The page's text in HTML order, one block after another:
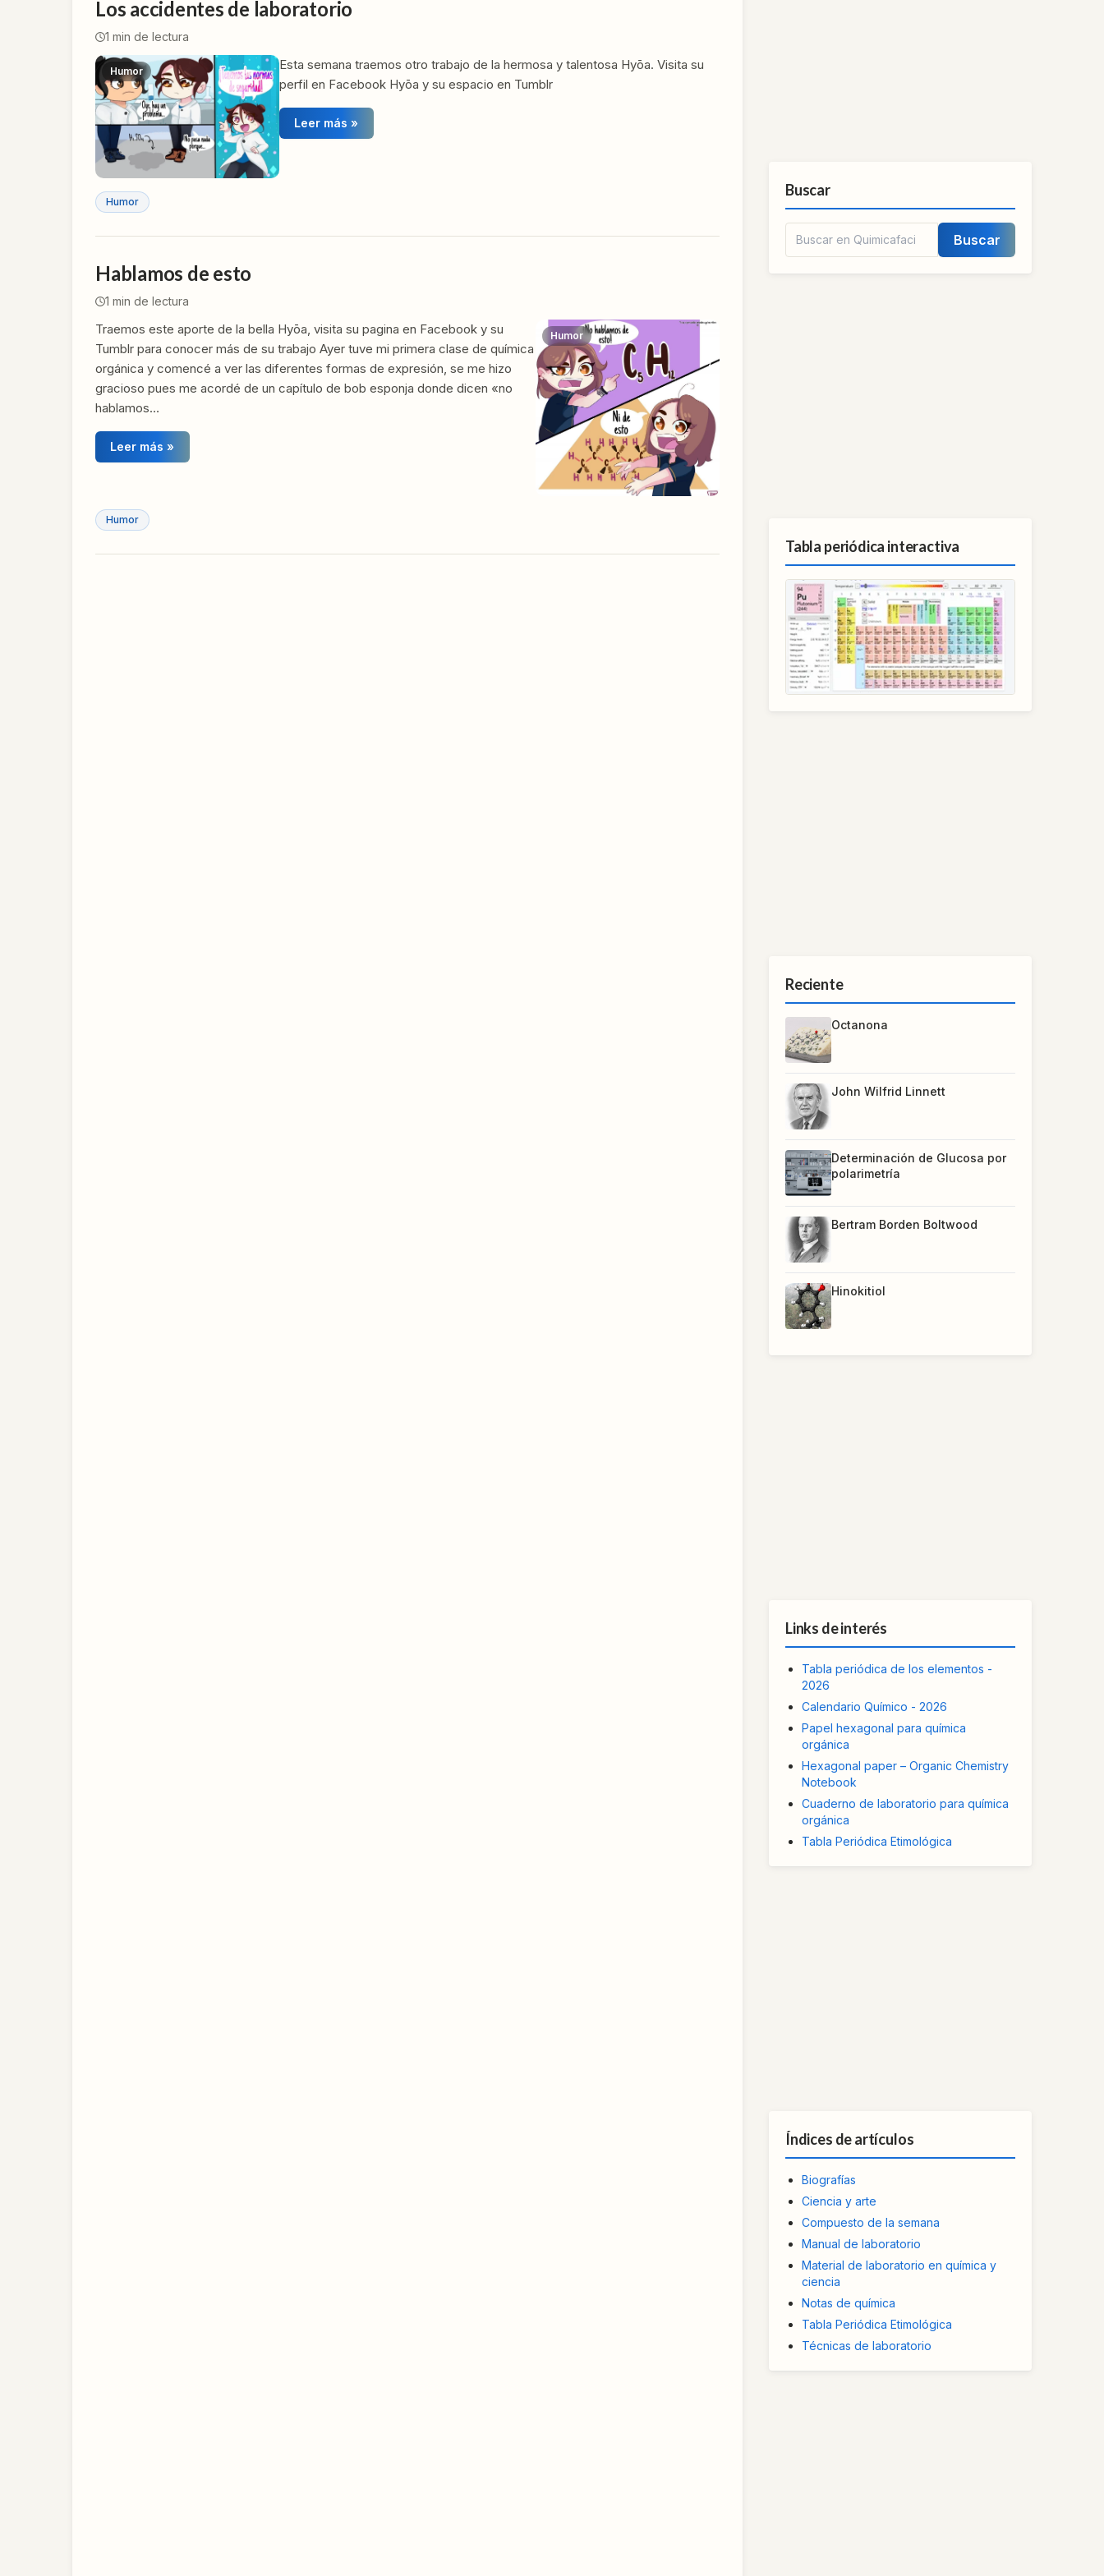
Los accidentes de laboratorio
1 min de lectura
Humor
Esta semana traemos otro trabajo de la hermosa y talentosa Hyōa. Visita su
perfil en Facebook Hyōa y su espacio en Tumblr
Leer más »
Humor
Hablamos de esto
1 min de lectura
Humor
Traemos este aporte de la bella Hyōa, visita su pagina en Facebook y su
Tumblr para conocer más de su trabajo Ayer tuve mi primera clase de química
orgánica y comencé a ver las diferentes formas de expresión, se me hizo
gracioso pues me acordé de un capítulo de bob esponja donde dicen «no
hablamos…
Leer más »
Humor
Buscar
Buscar
Tabla periódica interactiva
Reciente
Octanona
John Wilfrid Linnett
Determinación de Glucosa por
polarimetría
Bertram Borden Boltwood
Hinokitiol
Links de interés
Tabla periódica de los elementos -
2026
Calendario Químico - 2026
Papel hexagonal para química
orgánica
Hexagonal paper – Organic Chemistry
Notebook
Cuaderno de laboratorio para química
orgánica
Tabla Periódica Etimológica
Índices de artículos
Biografías
Ciencia y arte
Compuesto de la semana
Manual de laboratorio
Material de laboratorio en química y
ciencia
Notas de química
Tabla Periódica Etimológica
Técnicas de laboratorio